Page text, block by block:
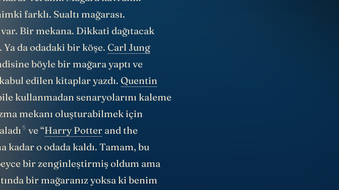
farklı. Sualtı mağarası.
Bir mekana. Dikkati dağıtacak
da odadaki bir köşe. Carl Jung
böyle bir mağara yaptı ve
edilen kitaplar yazdı. Quentin
kullanmadan senaryolarını kaleme
mekanı oluşturabilmek için
5 ve “Harry Potter and the
kadar o odada kaldı. Tamam, bu
bir zenginleştirmiş oldum ama
bir mağaranız yoksa ki benim